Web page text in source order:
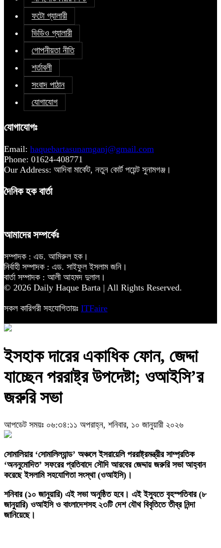
ফটো গ্যালারী
ভিডিও গ্যালারী
গোপনীয়তা নীতি
শর্তাবলী
সংবাদ পাঠান
যোগাযোগ
যোগাযোগঃ
Email: haquebartasunamganj@gmail.com
Phone: 01624-408771
Our Address: আদিবা মার্কেট, নতুন কোর্ট পয়েন্ট সুনামগঞ্জ।
দৈনিক হক বার্তা
আমাদের সম্পর্কেঃ
সম্পাদক : এড. আমিরুল হক।
নির্বাহী সম্পাদক : এড. সাইফুল ইসলাম জনি।
বার্তা সম্পাদক : আলী আহমদ দুলাল।
© 2026 Daily Haque Barta | All Rights Reserved.
সকল কারিগরী সহযোগিতায়ঃ ITFaire
ইসহাক দারের একাধিক ফোন, জেদ্দা
যাচ্ছেন পররাষ্ট্র উপদেষ্টা; ওআইসি’র
জরুরি সভা
আপডেট সময়ঃ ০৬:৩৪:১১ অপরাহ্ন, শনিবার, ১০ জানুয়ারী ২০২৬
‎সোমালিয়ার ‘সোমালিল্যান্ড’ অঞ্চলে ইসরায়েলি পররাষ্ট্রমন্ত্রীর সাম্প্রতিক
‘অননুমোদিত’ সফরের প্রতিবাদে সৌদি আরবের জেদ্দায় জরুরি সভা আহ্বান
করেছে ইসলামি সহযোগিতা সংস্থা (ওআইসি)।
শনিবার (১০ জানুয়ারি) এই সভা অনুষ্ঠিত হবে। এই ইস্যুতে বৃহস্পতিবার (৮
জানুয়ারি) ওআইসি ও বাংলাদেশসহ ২৩টি দেশ যৌথ বিবৃতিতে তীব্র নিন্দা
জানিয়েছে।